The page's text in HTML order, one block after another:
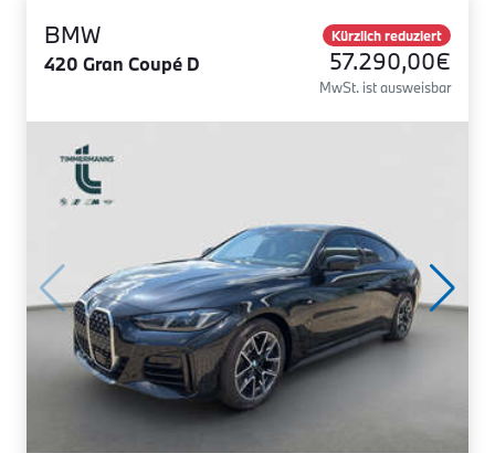
BMW
420 Gran Coupé D
Kürzlich reduziert
57.290,00€
MwSt. ist ausweisbar